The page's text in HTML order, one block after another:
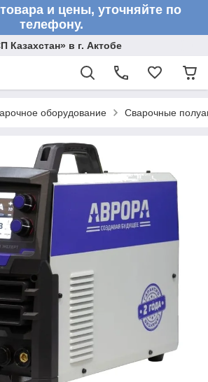
и цены, уточняйте по
телефону.
в г. Актобе
оборудование Сварочные